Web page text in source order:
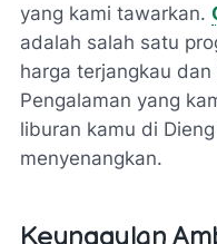
yang kami tawarkan.
adalah salah satu
harga terjangkau
Pengalaman yang
liburan kamu di
menyenangkan.
Keunggulan